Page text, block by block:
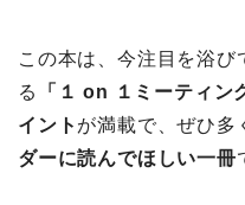
この本は、今注目を浴び
る
「１ on １ミーティン
イント が満載で、ぜひ多
ダーに読んでほしい一冊